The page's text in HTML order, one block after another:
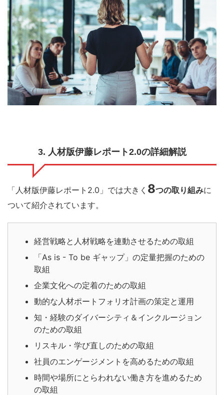
3. 人材版伊藤レポート2.0の詳細解説
「人材版伊藤レポート2.0」では大きく 8つの取り組みに
ついて紹介されています。
経営戦略と人材戦略を連動させるための取組
「As is - To be ギャップ」の定量把握のための
取組
企業文化への定着のための取組
動的な人材ポートフォリオ計画の策定と運用
知・経験のダイバーシティ＆インクルージョン
のための取組
リスキル・学び直しのための取組
社員のエンゲージメントを高めるための取組
時間や場所にとらわれない働き方を進めるため
の取組